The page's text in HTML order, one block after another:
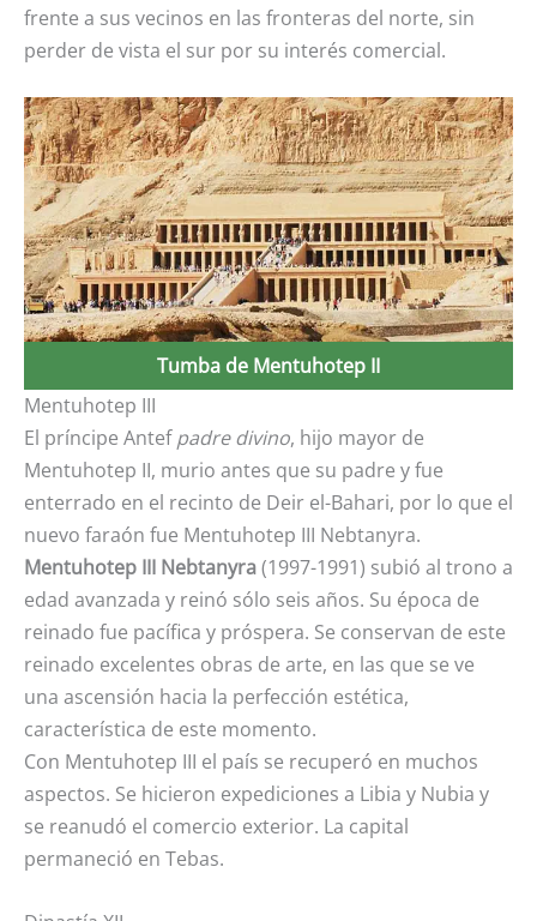
frente a sus vecinos en las fronteras del norte, sin
perder de vista el sur por su interés comercial.
Tumba de Mentuhotep II
Mentuhotep III
El príncipe Antefpadre divino, hijo mayor de
Mentuhotep II, murio antes que su padre y fue
enterrado en el recinto de Deir el-Bahari, por lo que el
nuevo faraón fue Mentuhotep III Nebtanyra.
Mentuhotep III Nebtanyra(1997-1991) subió al trono a
edad avanzada y reinó sólo seis años. Su época de
reinado fue pacífica y próspera. Se conservan de este
reinado excelentes obras de arte, en las que se ve
una ascensión hacia la perfección estética,
característica de este momento.
Con Mentuhotep III el país se recuperó en muchos
aspectos. Se hicieron expediciones a Libia y Nubia y
se reanudó el comercio exterior. La capital
permaneció en Tebas.